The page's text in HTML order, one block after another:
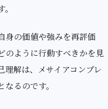
身の価値や強みを再評価
のように行動すべきかを見
解は、メサイアコンプレ
るのです。